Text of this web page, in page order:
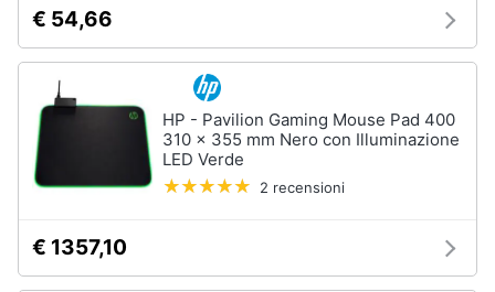
Beauty
Giocattoli
infanzia
Fotografia
€ 54,66
HP - Pavilion Gaming Mouse Pad 400
310 x 355 mm Nero con Illuminazione
LED Verde
2 recensioni
€ 1357,10